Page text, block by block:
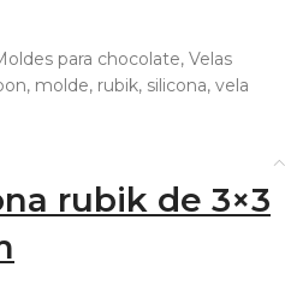
para chocolate, Velas
, molde, rubik, silicona, vela
rubik de 3×3